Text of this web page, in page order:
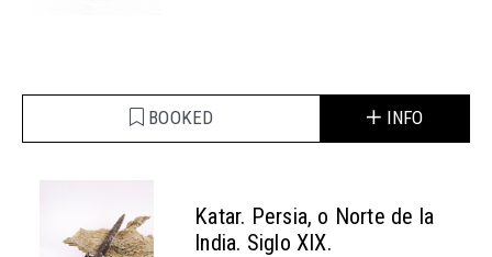
BOOKED INFO
Katar. Persia, o Norte de la
India. Siglo XIX.